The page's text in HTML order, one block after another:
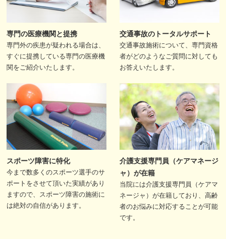
専門の医療機関と提携
専門外の疾患が疑われる場合は、
すぐに提携している専門の医療機
関をご紹介いたします。
交通事故のトータルサポート
交通事故施術について、専門資格
者がどのようなご質問に対しても
お答えいたします。
スポーツ障害に特化
今まで数多くのスポーツ選手のサ
ポートをさせて頂いた実績があり
ますので、スポーツ障害の施術に
は絶対の自信があります。
介護支援専門員（ケアマネージ
ャ）が在籍
当院には介護支援専門員（ケアマ
ネージャ）が在籍しており、高齢
者のお悩みに対応することが可能
です。